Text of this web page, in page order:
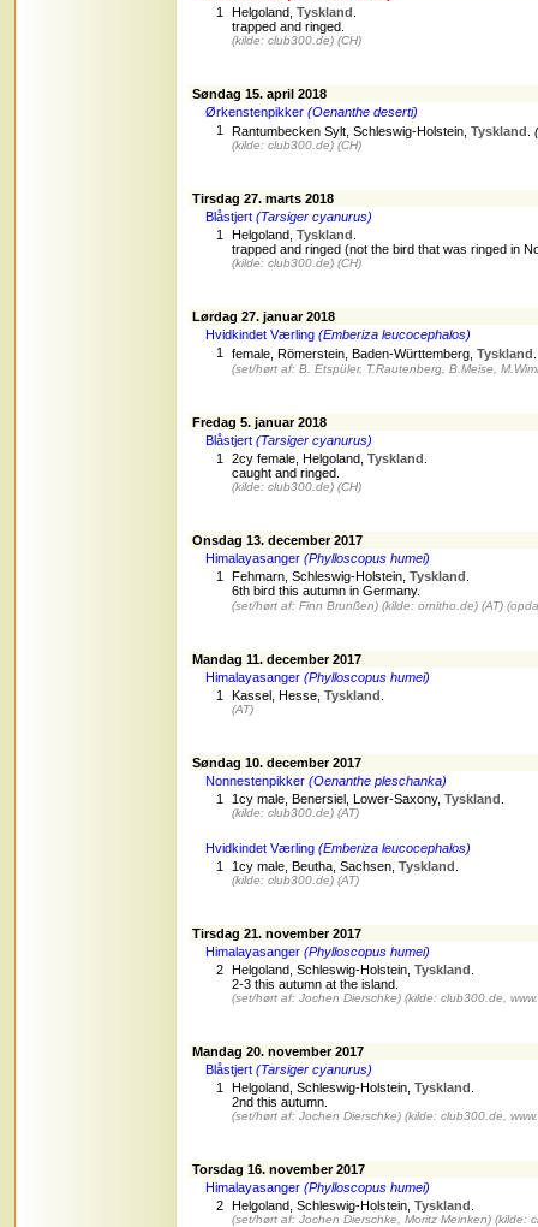
1
Helgoland, Tyskland
trapped and ringed.
(kilde: club300.de) (CH)
Søndag 15. april 2018
Ørkenstenpikker (Oenanthe deserti)
1
Rantumbecken Sylt, Schleswig-Holstein, Tyskland
(kilde: club300.de) (CH)
Tirsdag 27. marts 2018
Blåstjert (Tarsiger cyanurus)
1
Helgoland, Tyskland
trapped and ringed (not the bird that was ringed in
(kilde: club300.de) (CH)
Lørdag 27. januar 2018
Hvidkindet Værling (Emberiza leucocephalos)
1
female, Römerstein, Baden-Württemberg, Tyskland
(set/hørt af: B. Etspüler, T.Rautenberg, B.Meise,
Fredag 5. januar 2018
Blåstjert (Tarsiger cyanurus)
1
2cy female, Helgoland, Tyskland
caught and ringed.
(kilde: club300.de) (CH)
Onsdag 13. december 2017
Himalayasanger (Phylloscopus humei)
1
Fehmarn, Schleswig-Holstein, Tyskland
6th bird this autumn in Germany.
(set/hørt af: Finn Brunßen) (kilde: ornitho.de) (AT)
Mandag 11. december 2017
Himalayasanger (Phylloscopus humei)
1
Kassel, Hesse, Tyskland
(AT)
Søndag 10. december 2017
Nonnestenpikker (Oenanthe pleschanka)
1
1cy male, Benersiel, Lower-Saxony, Tyskland
(kilde: club300.de) (AT)
Hvidkindet Værling (Emberiza leucocephalos)
1
1cy male, Beutha, Sachsen, Tyskland
(kilde: club300.de) (AT)
Tirsdag 21. november 2017
Himalayasanger (Phylloscopus humei)
2
Helgoland, Schleswig-Holstein, Tyskland
2-3 this autumn at the island.
(set/hørt af: Jochen Dierschke) (kilde: club300.de,
Mandag 20. november 2017
Blåstjert (Tarsiger cyanurus)
1
Helgoland, Schleswig-Holstein, Tyskland
2nd this autumn.
(set/hørt af: Jochen Dierschke) (kilde: club300.de,
Torsdag 16. november 2017
Himalayasanger (Phylloscopus humei)
2
Helgoland, Schleswig-Holstein, Tyskland
(set/hørt af: Jochen Dierschke, Moritz Meinken) (kilde: